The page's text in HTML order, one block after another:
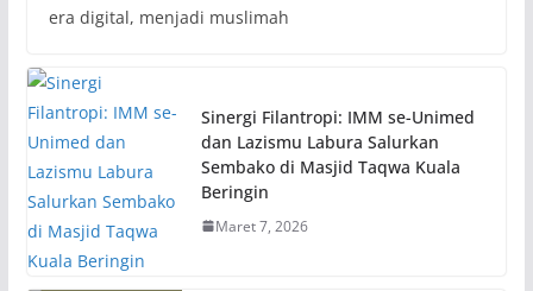
era digital, menjadi muslimah
Sinergi Filantropi: IMM se-Unimed
dan Lazismu Labura Salurkan
Sembako di Masjid Taqwa Kuala
Beringin
Maret 7, 2026